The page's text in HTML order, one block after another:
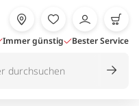
Immer günstig Bester Service